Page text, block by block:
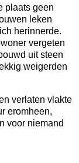
plaats geen
leken
herinnerde.
vergeten
uit steen
weigerden
verlaten vlakte
eromheen,
voor niemand